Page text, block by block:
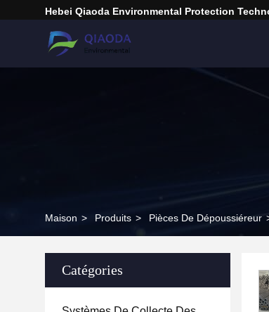
Hebei Qiaoda Environmental Protection
Maison > Produits > Pièces De Dépoussiéreur
Catégories